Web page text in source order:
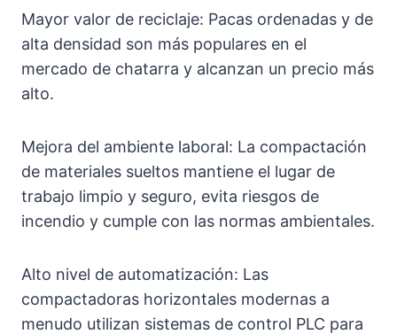
Mayor valor de reciclaje: Pacas ordenadas y de
alta densidad son más populares en el
mercado de chatarra y alcanzan un precio más
alto.
Mejora del ambiente laboral: La compactación
de materiales sueltos mantiene el lugar de
trabajo limpio y seguro, evita riesgos de
incendio y cumple con las normas ambientales.
Alto nivel de automatización: Las
compactadoras horizontales modernas a
menudo utilizan sistemas de control PLC para